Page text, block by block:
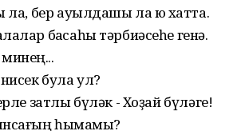
бер ауылдашы ла юҡ хатта.
баҡсаһы тәрбиәсеһе генә.
була ул?
затлы бүләк - Хоҙай бүләге!
һымаҡмы?